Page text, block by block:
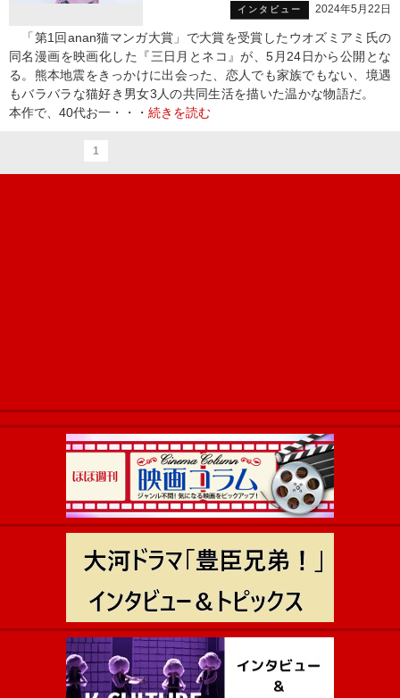
インタビュー 2024年5月22日
「第1回anan猫マンガ大賞」で大賞を受賞したウオズミアミ氏の
同名漫画を映画化した『三日月とネコ』が、5月24日から公開とな
る。熊本地震をきっかけに出会った、恋人でも家族でもない、境遇
もバラバラな猫好き男女3人の共同生活を描いた温かな物語だ。
本作で、40代お一・・・ 続きを読む
1